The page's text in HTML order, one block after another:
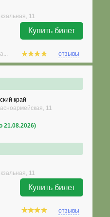
11
Купить билет
отзывы
край
11
21.08.2026)
11
Купить билет
отзывы